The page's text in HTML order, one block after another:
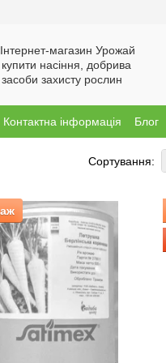
Контактна інформація Блог
Сортування: